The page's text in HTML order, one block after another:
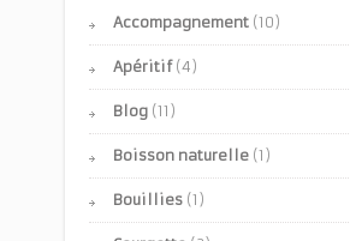
Accompagnement (10)
Apéritif(4)
Blog (11)
Boisson naturelle (1)
Bouillies (1)